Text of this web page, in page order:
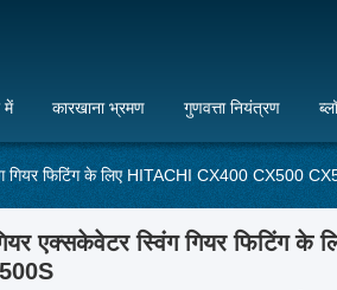
में कारखाना भ्रमण गुणवत्ता नियंत्रण
गियर फिटिंग के लिए HITACHI CX400 CX500
एक्सकेवेटर स्विंग गियर फिटिंग के